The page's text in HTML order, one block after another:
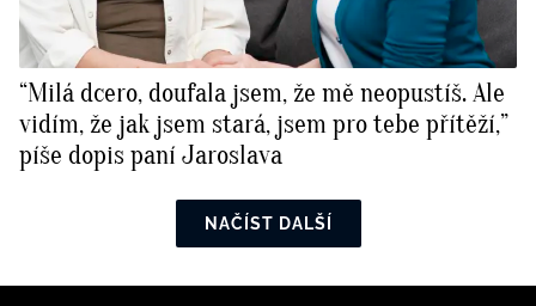
“Milá dcero, doufala jsem, že mě neopustíš. Ale
vidím, že jak jsem stará, jsem pro tebe přítěží,”
píše dopis paní Jaroslava
NAČÍST DALŠÍ